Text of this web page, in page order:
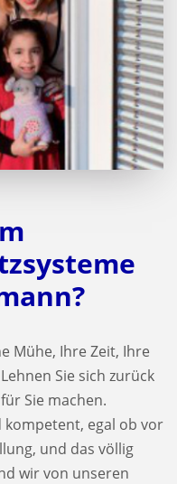
Mühe, Ihre Zeit, Ihre
Sie sich zurück
Sie machen.
egal ob vor
und das völlig
wir von unseren